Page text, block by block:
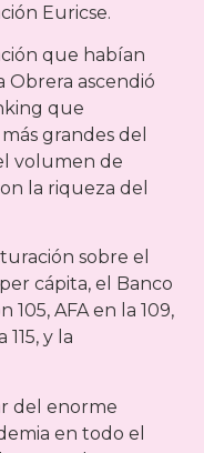
Euricse.
que habían
Obrera ascendió
que
grandes del
volumen de
la riqueza del
sobre el
cápita, el Banco
AFA en la 109,
y la
del enorme
en todo el